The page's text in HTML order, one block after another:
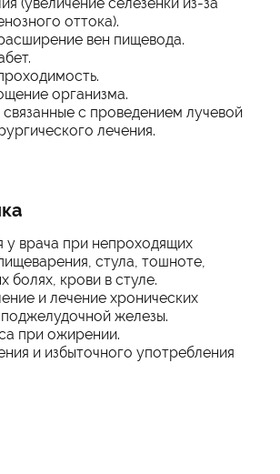
оттока).
вен пищевода.
организма.
с проведением лучевой
лечения.
у врача при непроходящих
стула, тошноте,
болях, крови в стуле.
и лечение хронических
железы.
при ожирении.
и избыточного употребления